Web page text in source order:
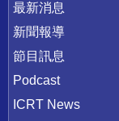
最新消息
新聞報導
節目訊息
Podcast
ICRT News